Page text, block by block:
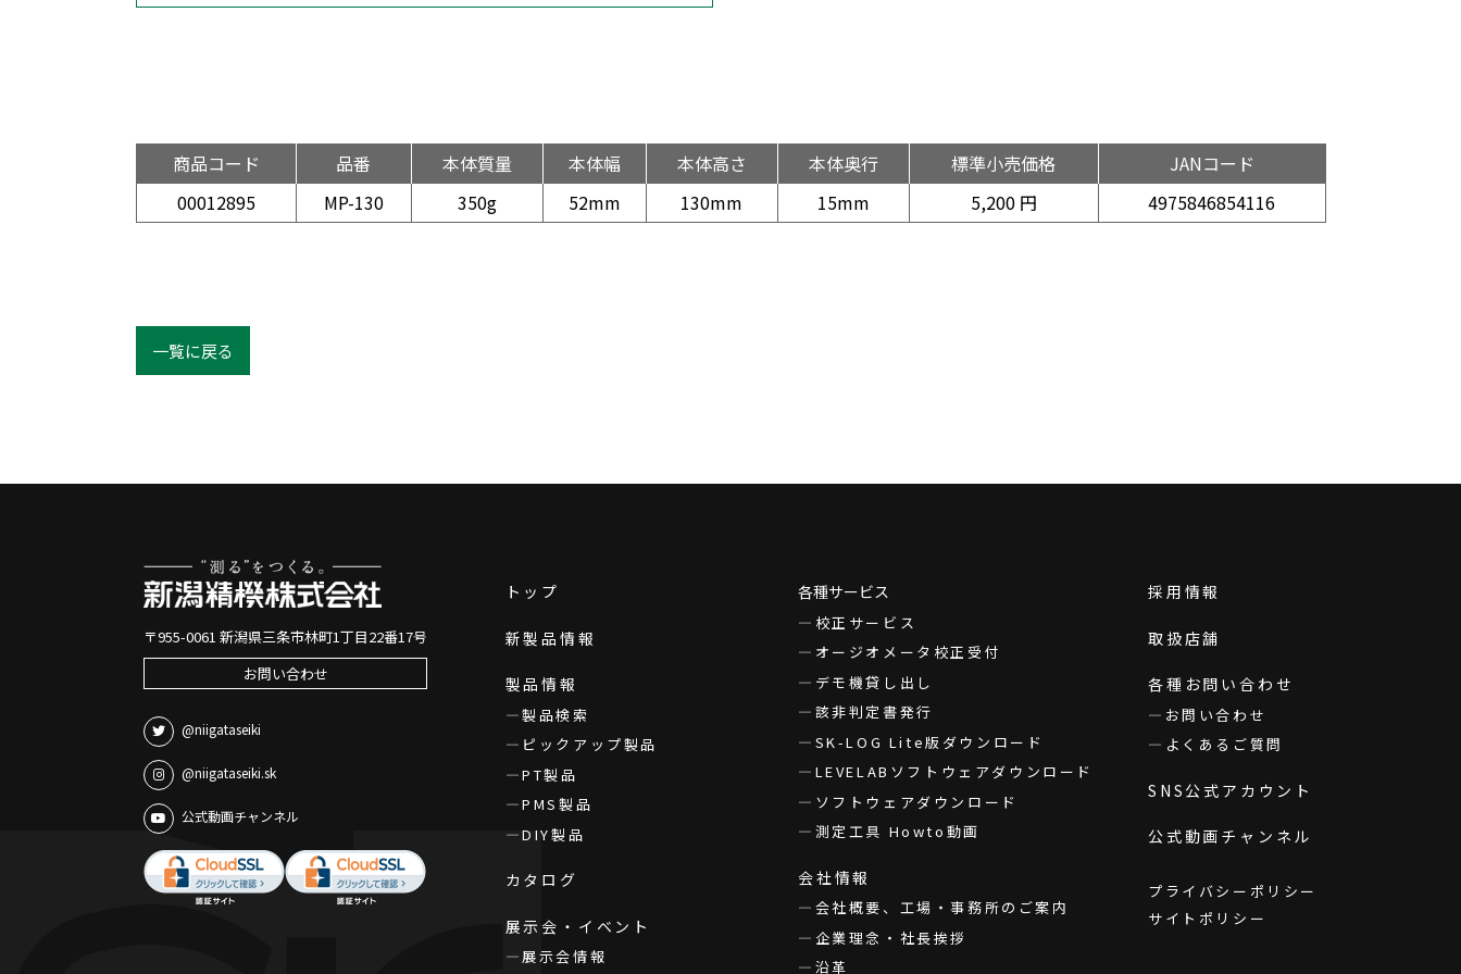
商品コード 品番 本体質量 本体幅 本体高さ 本体奥行 標準小売価格
JANコード
00012895
MP-130 350g 52mm 130mm 15mm 5,200 円 4975846854116
一覧に戻る
〒955-0061 新潟県三条市林町1丁目22番17号
お問い合わせ
@niigataseiki
@niigataseiki.sk
公式動画チャンネル
トップ
新製品情報
製品情報
製品検索
ピックアップ製品
PT製品
PMS製品
DIY製品
カタログ
展示会・イベント
展示会情報
各種サービス
校正サービス
オージオメータ校正受付
デモ機貸し出し
該非判定書発行
SK-LOG Lite版ダウンロード
LEVELABソフトウェアダウンロード
ソフトウェアダウンロード
測定工具 Howto動画
会社情報
会社概要、工場・事務所のご案内
企業理念・社長挨拶
沿革
採用情報
取扱店舗
各種お問い合わせ
お問い合わせ
よくあるご質問
SNS公式アカウント
公式動画チャンネル
プライバシーポリシー
サイトポリシー